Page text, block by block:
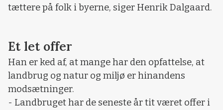
tættere på folk i byerne, siger Henrik Dalgaard.
Et let offer
Han er ked af, at mange har den opfattelse, at
landbrug og natur og miljø er hinandens
modsætninger.
- Landbruget har de seneste år tit været offer i